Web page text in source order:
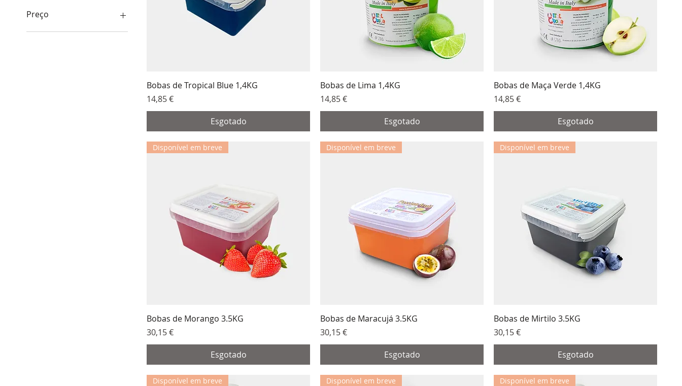
Preço
Bobas de Tropical Blue 1,4KG
Preço
14,85 €
Esgotado
Bobas de Lima 1,4KG
Preço
14,85 €
Esgotado
Bobas de Maça Verde 1,4KG
Preço
14,85 €
Esgotado
Disponível em breve
Bobas de Morango 3.5KG
Preço
30,15 €
Esgotado
Disponível em breve
Bobas de Maracujá 3.5KG
Preço
30,15 €
Esgotado
Disponível em breve
Bobas de Mirtilo 3.5KG
Preço
30,15 €
Esgotado
Disponível em breve Disponível em breve Disponível em breve